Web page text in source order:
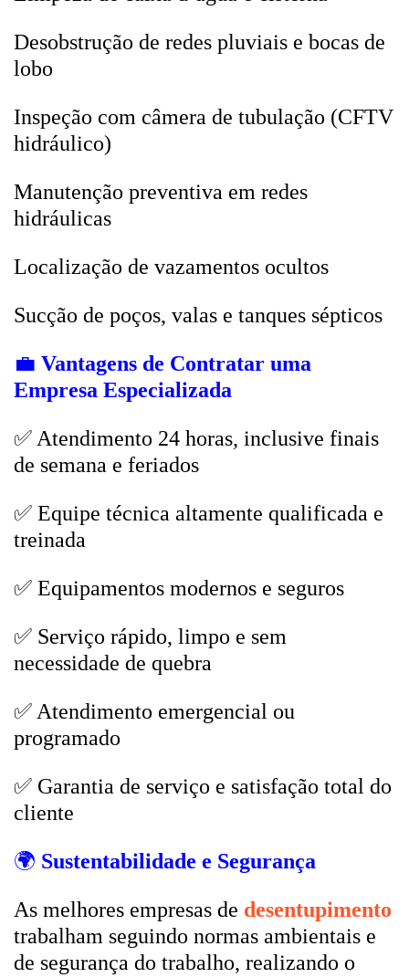
Desobstrução de redes pluviais e bocas de
lobo
Inspeção com câmera de tubulação (CFTV
hidráulico)
Manutenção preventiva em redes
hidráulicas
Localização de vazamentos ocultos
Sucção de poços, valas e tanques sépticos
💼 Vantagens de Contratar uma
Empresa Especializada
✅ Atendimento 24 horas, inclusive finais
de semana e feriados
✅ Equipe técnica altamente qualificada e
treinada
✅ Equipamentos modernos e seguros
✅ Serviço rápido, limpo e sem
necessidade de quebra
✅ Atendimento emergencial ou
programado
✅ Garantia de serviço e satisfação total do
cliente
🌍 Sustentabilidade e Segurança
As melhores empresas de desentupimento
trabalham seguindo normas ambientais e
de segurança do trabalho, realizando o